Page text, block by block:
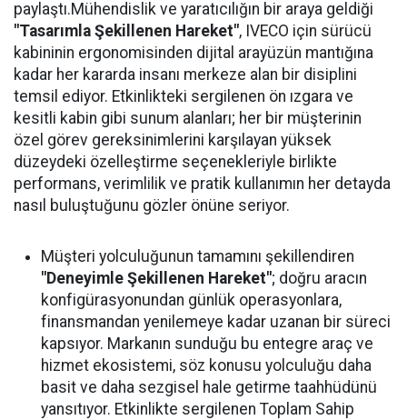
paylaştı.Mühendislik ve yaratıcılığın bir araya geldiği
"Tasarımla Şekillenen Hareket", IVECO için sürücü
kabininin ergonomisinden dijital arayüzün mantığına
kadar her kararda insanı merkeze alan bir disiplini
temsil ediyor. Etkinlikteki sergilenen ön ızgara ve
kesitli kabin gibi sunum alanları; her bir müşterinin
özel görev gereksinimlerini karşılayan yüksek
düzeydeki özelleştirme seçenekleriyle birlikte
performans, verimlilik ve pratik kullanımın her detayda
nasıl buluştuğunu gözler önüne seriyor.
Müşteri yolculuğunun tamamını şekillendiren
"Deneyimle Şekillenen Hareket"; doğru aracın
konfigürasyonundan günlük operasyonlara,
finansmandan yenilemeye kadar uzanan bir süreci
kapsıyor. Markanın sunduğu bu entegre araç ve
hizmet ekosistemi, söz konusu yolculuğu daha
basit ve daha sezgisel hale getirme taahhüdünü
yansıtıyor. Etkinlikte sergilenen Toplam Sahip